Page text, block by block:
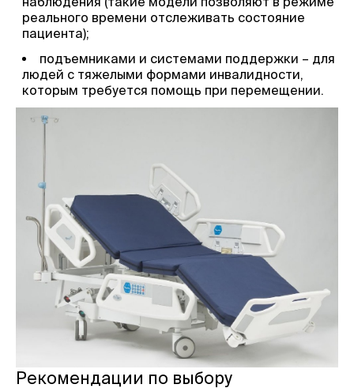
реального времени отслеживать состояние
пациента);
подъемниками и системами поддержки – для
людей с тяжелыми формами инвалидности,
которым требуется помощь при перемещении.
Рекомендации по выбору